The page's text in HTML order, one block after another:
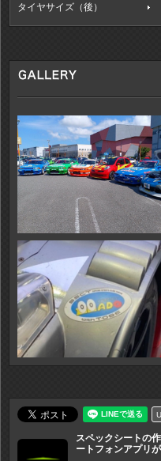
タイヤサイズ（後）
スペックシートの
ートフォンアプリ